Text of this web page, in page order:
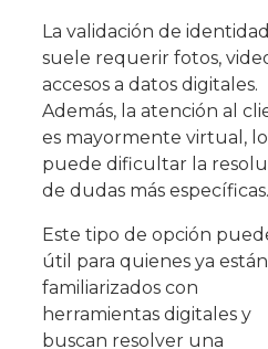
La validación de identidad
suele requerir fotos,
accesos a datos digitales.
Además, la atención al
es mayormente virtual,
puede dificultar la
de dudas más específicas.
Este tipo de opción
útil para quienes ya están
familiarizados con
herramientas digitales y
buscan resolver una